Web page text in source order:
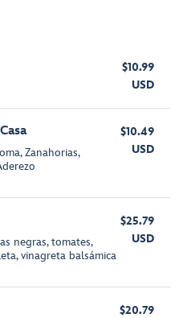
$10.99
USD
Zanahorias,
$10.49
USD
negras, tomates,
vinagreta balsámica
$25.79
USD
$20.79